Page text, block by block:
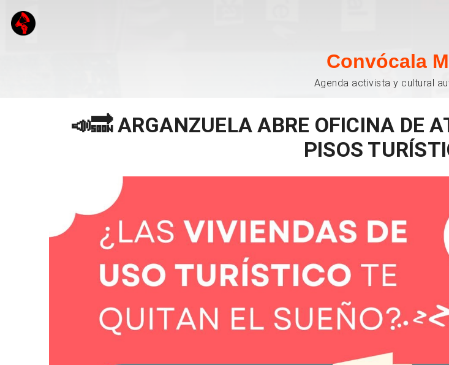
Convócala
Agenda activista y cultural
📣🔜 ARGANZUELA ABRE OFICINA DE
PISOS